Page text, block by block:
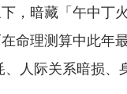
下，暗藏「午中
命理测算中此年
人际关系暗损、